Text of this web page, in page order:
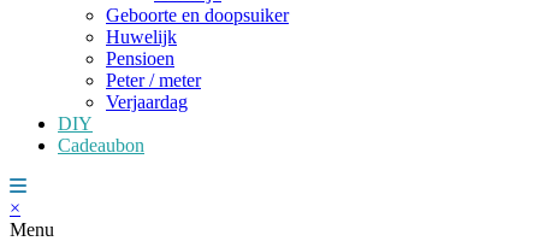
Geboorte en doopsuiker
Huwelijk
Pensioen
Peter / meter
Verjaardag
DIY
Cadeaubon
×
Menu